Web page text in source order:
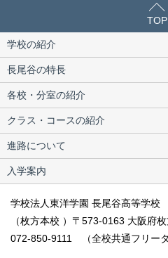
TOP
学校の紹介
長尾谷の特長
各校・分室の紹介
クラス・コースの紹介
進路について
入学案内
学校法人東洋学園 長尾谷高等学校
（枚方本校 ）〒573-0163 大阪府
072-850-9111 （全校共通フリー